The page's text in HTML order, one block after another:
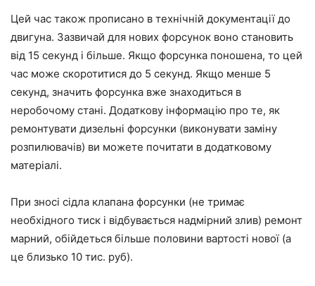
Цей час також прописано в технічній документації до
двигуна. Зазвичай для нових форсунок воно становить
від 15 секунд і більше. Якщо форсунка поношена, то цей
час може скоротитися до 5 секунд. Якщо менше 5
секунд, значить форсунка вже знаходиться в
неробочому стані. Додаткову інформацію про те, як
ремонтувати дизельні форсунки (виконувати заміну
розпилювачів) ви можете почитати в додатковому
матеріалі.
При зносі сідла клапана форсунки (не тримає
необхідного тиск і відбувається надмірний злив) ремонт
марний, обійдеться більше половини вартості нової (а
це близько 10 тис. руб).